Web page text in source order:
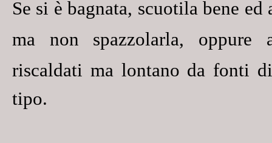
Se si èbagnata, scuotila bene ed
ma non spazzolarla, oppure
riscaldati ma lontano da fonti
tipo.